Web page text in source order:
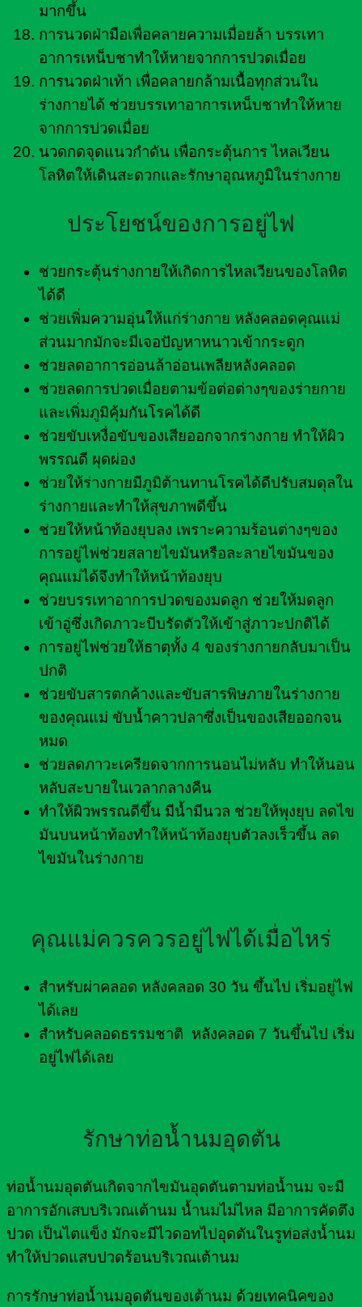
มากขึ้น
การนวดฝ่ามือเพื่อคลายความเมื่อยล้า บรรเทา
อาการเหน็บชาทำให้หายจากการปวดเมื่อย
การนวดฝ่าเท้า เพื่อคลายกล้ามเนื้อทุกส่วนใน
ร่างกายได้ ช่วยบรรเทาอาการเหน็บชาทำให้หาย
จากการปวดเมื่อย
นวดกดจุดแนวกำดัน เพื่อกระตุ้นการ ไหลเวียน
โลหิตให้เดินสะดวกและรักษาอุณหภูมิในร่างกาย
ประโยชน์ของการอยู่ไฟ
ช่วยกระตุ้นร่างกายให้เกิดการไหลเวียนของโลหิต
ได้ดี
ช่วยเพิ่มความอุ่นให้แก่ร่างกาย หลังคลอดคุณแม่
ส่วนมากมักจะมีเจอปัญหาหนาวเข้ากระดูก
ช่วยลดอาการอ่อนล้าอ่อนเพลียหลังคลอด
ช่วยลดการปวดเมื่อยตามข้อต่อต่างๆของร่ายกาย
และเพิ่มภูมิคุ้มกันโรคได้ดี
ช่วยขับเหงื่อขับของเสียออกจากร่างกาย ทำให้ผิว
พรรณดี ผุดผ่อง
ช่วยให้ร่างกายมีภูมิต้านทานโรคได้ดีปรับสมดุลใน
ร่างกายและทำให้สุขภาพดีขึ้น
ช่วยให้หน้าท้องยุบลง เพราะความร้อนต่างๆของ
การอยู่ไฟช่วยสลายไขมันหรือละลายไขมันของ
คุณแม่ได้จึงทำให้หน้าท้องยุบ
ช่วยบรรเทาอาการปวดของมดลูก ช่วยให้มดลูก
เข้าอู่ซึ่งเกิดภาวะบีบรัดตัวให้เข้าสู่ภาวะปกติได้
การอยู่ไฟช่วยให้ธาตุทั้ง 4 ของร่างกายกลับมาเป็น
ปกติ
ช่วยขับสารตกค้างและขับสารพิษภายในร่างกาย
ของคุณแม่ ขับน้ำคาวปลาซึ่งเป็นของเสียออกจน
หมด
ช่วยลดภาวะเครียดจากการนอนไม่หลับ ทำให้นอน
หลับสะบายในเวลากลางคืน
ทำให้ผิวพรรณดีขึ้น มีน้ำมีนวล ช่วยให้พุงยุบ ลดไข
มันบนหน้าท้องทำให้หน้าท้องยุบตัวลงเร็วขึ้น ลด
ไขมันในร่างกาย
คุณแม่ควรควรอยู่ไฟได้เมื่อไหร่
สำหรับผ่าคลอด หลังคลอด 30 วัน ขึ้นไป เริ่มอยู่ไฟ
ได้เลย
สำหรับคลอดธรรมชาติ หลังคลอด 7 วันขึ้นไป เริ่ม
อยู่ไฟได้เลย
รักษาท่อน้ำนมอุดตัน
ท่อน้ำนมอุดตันเกิดจากไขมันอุดตันตามท่อน้ำนม จะมี
อาการอักเสบบริเวณเต้านม น้ำนมไม่ไหล มีอาการคัดตึง
ปวด เป็นไตแข็ง มักจะมีไวดอทไปอุดตันในรูท่อส่งน้ำนม
ทำให้ปวดแสบปวดร้อนบริเวณเต้านม
การรักษาท่อน้ำนมอุดตันของเต้านม ด้วยเทคนิคของ